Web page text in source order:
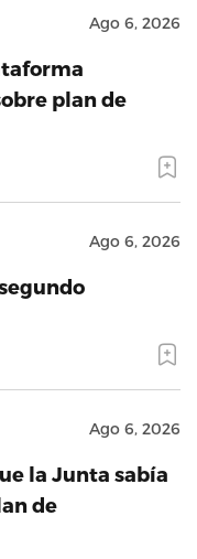
Ago 6, 2026
plan de
Ago 6, 2026
Ago 6, 2026
la Junta sabía
de